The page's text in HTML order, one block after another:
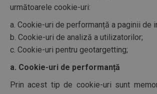
următoarele cookie-uri:
a. Cookie-uri de performanță a paginii de
b. Cookie-uri de analiză a utilizatorilor;
c. Cookie-uri pentru geotargetting;
a. Cookie-uri de performanță
Prin acest tip de cookie-uri sunt